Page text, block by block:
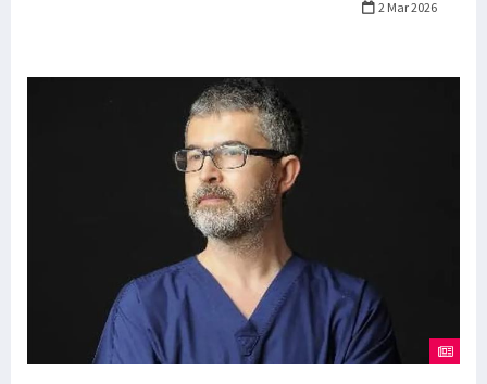
2 Mar 2026